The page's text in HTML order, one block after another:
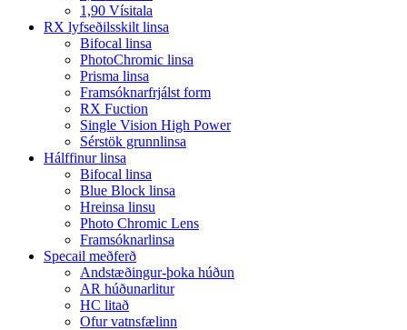
1,90 Vísitala
RX lyfseðilsskilt linsa
Bifocal linsa
PhotoChromic linsa
Prisma linsa
Framsóknarfrjálst form
RX Fuction
Single Vision High Power
Sérstök grunnlinsa
Hálffinur linsa
Bifocal linsa
Blue Block linsa
Hreinsa linsu
Photo Chromic Lens
Framsóknarlinsa
Specail meðferð
Andstæðingur-þoka húðun
AR húðunarlitur
HC litað
Ofur vatnsfælinn